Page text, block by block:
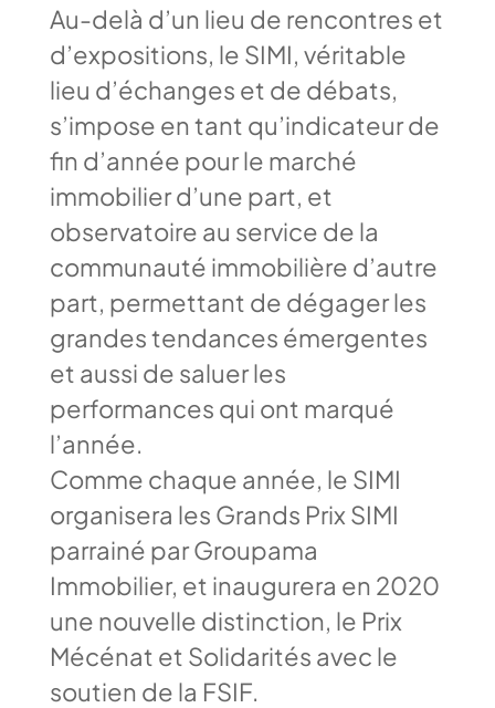
Au-delà d’un lieu de rencontres et
d’expositions, le SIMI, véritable
lieu d’échanges et de débats,
s’impose en tant qu’indicateur de
fin d’année pour le marché
immobilier d’une part, et
observatoire au service de la
communauté immobilière d’autre
part, permettant de dégager les
grandes tendances émergentes
et aussi de saluer les
performances qui ont marqué
l’année.
Comme chaque année, le SIMI
organisera les Grands Prix SIMI
parrainé par Groupama
Immobilier, et inaugurera en 2020
une nouvelle distinction, le Prix
Mécénat et Solidarités avec le
soutien de la FSIF.